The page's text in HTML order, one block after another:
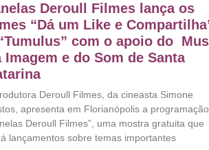
Deroull Filmes lança os
“Dá um Like e
com o apoio do
Imagem e do Som de Santa
Deroull Filmes, da cineasta Simone
apresenta em Florianópolis a programação
Deroull Filmes”, uma mostra gratuita que
lançamentos sobre temas importantes